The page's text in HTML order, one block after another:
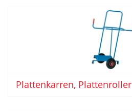
Plattenkarren, Plattenroller